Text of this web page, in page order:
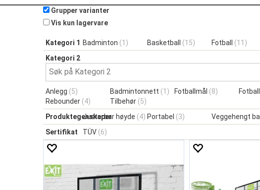
Grupper varianter
Vis kun lagervare
Kategori 1 Badminton (1) Basketball (15) Fotball (11)
Kategori 2
Anlegg (5) Badmintonnett (1) Fotballmål (8)
Rebounder (4) Tilbehør (5)
Produktegenskaper
Justerbar høyde (4) Portabel (3) Veggehengt
Sertifikat
TÜV (6)